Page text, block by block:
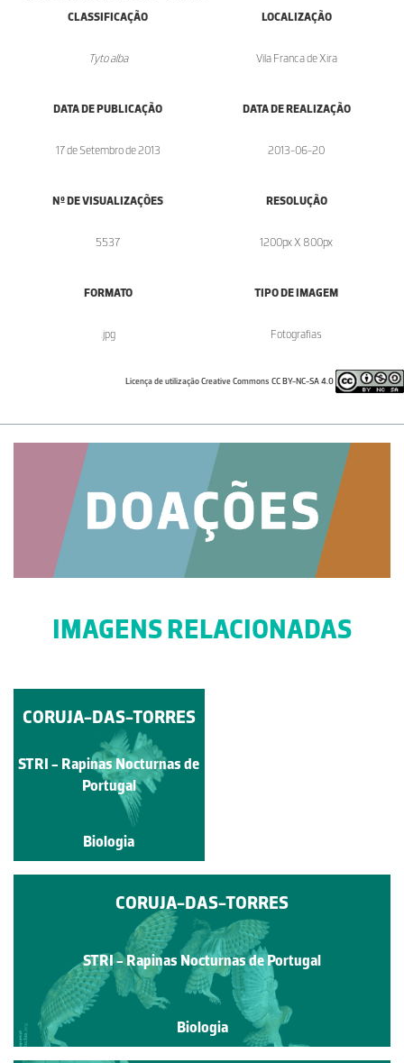
CLASSIFICAÇÃO
Tyto alba
LOCALIZAÇÃO
Vila Franca de Xira
DATA DE PUBLICAÇÃO
17 de Setembro de 2013
DATA DE REALIZAÇÃO
2013-06-20
Nº DE VISUALIZAÇÕES
5537
RESOLUÇÃO
1200px X 800px
FORMATO
.jpg
TIPO DE IMAGEM
Fotografias
Licença de utilização Creative Commons CC BY-NC-SA 4.0
IMAGENS RELACIONADAS
CORUJA-DAS-
TORRES
Andreina da Silva
Biologia
CORUJA-DAS-TORRES
STRI - Rapinas Nocturnas de Portugal
Biologia
CORUJA-DAS-TORRES
STRI - Rapinas Nocturnas de
Portugal
Biologia